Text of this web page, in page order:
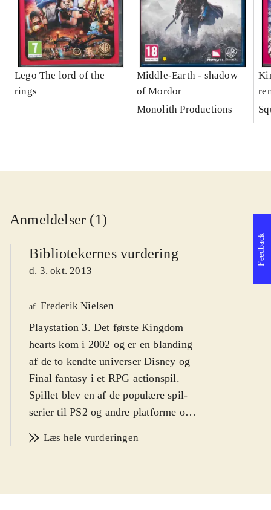
Lego The lord of the
rings
Middle-Earth - shadow
of Mordor
Monolith Productions
Anmeldelser (1)
Bibliotekernes vurdering
d. 3. okt. 2013
af Frederik Nielsen
Playstation 3. Det første Kingdom
hearts kom i 2002 og er en blanding
af de to kendte universer Disney og
Final fantasy i et RPG actionspil.
Spillet blev en af de populære spil-
serier til PS2 og andre platforme og i
syv spil og det er oplagt, at de første
en PEGI: 12 og ikoner for vold.
Læs hele vurderingen
Feedback